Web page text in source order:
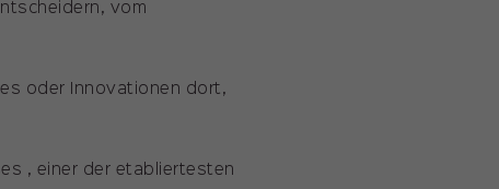
vom
oder Innovationen dort,
, einer der etabliertesten